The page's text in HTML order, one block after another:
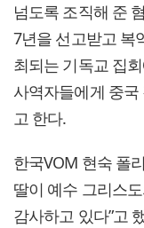
넘도록 조직해 준
7년을 선고받고 복
최되는 기독교 집
사역자들에게 중
고 한다.
한국VOM 현숙 폴
딸이 예수 그리스
감사하고 있다”고